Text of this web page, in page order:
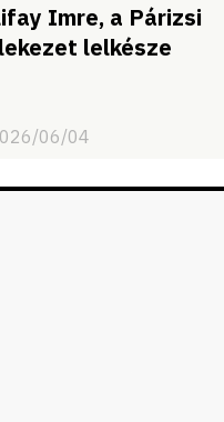
Imre, a Párizsi
lelkésze
06/04